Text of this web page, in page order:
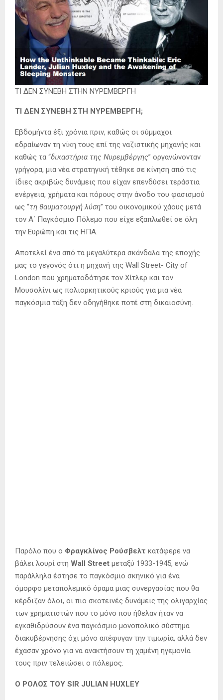
ΤΙ ΔΕΝ ΣΥΝΕΒΗ ΣΤΗΝ ΝΥΡΕΜΒΕΡΓΗ
ΤΙ ΔΕΝ ΣΥΝΕΒΗ ΣΤΗ ΝΥΡΕΜΒΕΡΓΗ;
Εβδομήντα έξι χρόνια πριν, καθώς οι σύμμαχοι
εδραίωναν τη νίκη τους επί της ναζιστικής μηχανής και
καθώς τα “δικαστήρια της Νυρεμβέργης” οργανώνονταν
γρήγορα, μια νέα στρατηγική τέθηκε σε κίνηση από τις
ίδιες ακριβώς δυνάμεις που είχαν επενδύσει τεράστια
ενέργεια, χρήματα και πόρους στην άνοδο του φασισμού
ως “τη θαυματουργή λύση” του οικονομικού χάους μετά
τον Α΄ Παγκόσμιο Πόλεμο που είχε εξαπλωθεί σε όλη
την Ευρώπη και τις ΗΠΑ.
Αποτελεί ένα από τα μεγαλύτερα σκάνδαλα της εποχής
μας το γεγονός ότι η μηχανή της Wall Street- City of
London που χρηματοδότησε τον Χίτλερ και τον
Μουσολίνι ως πολιορκητικούς κριούς για μια νέα
παγκόσμια τάξη δεν οδηγήθηκε ποτέ στη δικαιοσύνη.
Παρόλο που ο Φραγκλίνος Ρούσβελτ κατάφερε να
βάλει λουρί στη Wall Street μεταξύ 1933-1945, ενώ
παράλληλα έστησε το παγκόσμιο σκηνικό για ένα
όμορφο μεταπολεμικό όραμα μιας συνεργασίας που θα
κέρδιζαν όλοι, οι πιο σκοτεινές δυνάμεις της ολιγαρχίας
των χρηματιστών που το μόνο που ήθελαν ήταν να
εγκαθιδρύσουν ένα παγκόσμιο μονοπολικό σύστημα
διακυβέρνησης όχι μόνο απέφυγαν την τιμωρία, αλλά δεν
έχασαν χρόνο για να ανακτήσουν τη χαμένη ηγεμονία
τους πριν τελειώσει ο πόλεμος.
Ο ΡΟΛΟΣ ΤΟΥ SIR JULIAN HUXLEY